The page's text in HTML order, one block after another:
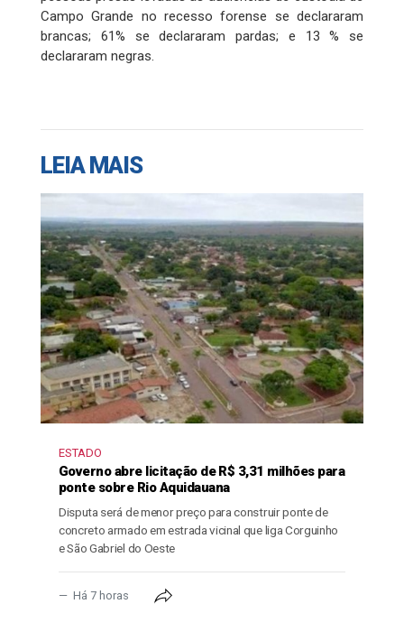
Campo Grande no recesso forense se declararam
brancas; 61% se declararam pardas; e 13 % se
declararam negras.
LEIA MAIS
ESTADO
Governo abre licitação de R$ 3,31 milhões para
ponte sobre Rio Aquidauana
Disputa será de menor preço para construir ponte de
concreto armado em estrada vicinal que liga Corguinho
e São Gabriel do Oeste
Há 7 horas